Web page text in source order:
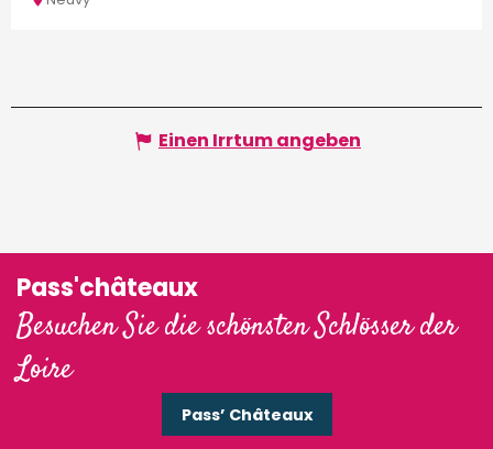
Einen Irrtum angeben
Pass'châteaux
Besuchen Sie die schönsten Schlösser der
Loire
Pass’ Châteaux